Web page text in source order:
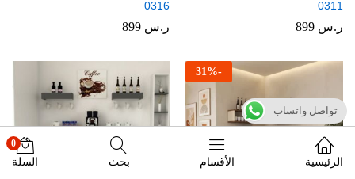
0311
ر.س
0316
ر.س
-
31 %
الرئيسية الأقسام بحث
0
السلة
تواصل واتساب